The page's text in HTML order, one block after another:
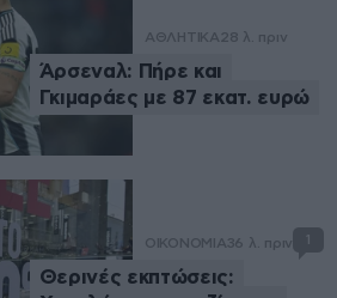
ΑΘΛΗΤΙΚΑ28 λ. πριν
Άρσεναλ: Πήρε και
Γκιμαράες με 87 εκατ. ευρώ
ΟΙΚΟΝΟΜΙΑ36 λ. πριν
Θερινές εκπτώσεις: